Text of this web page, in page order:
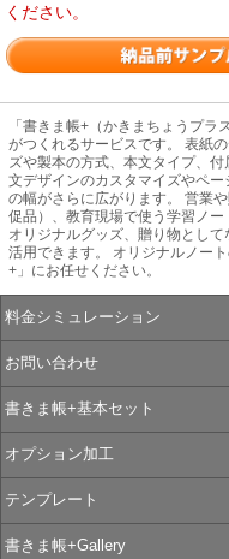
ください。
「書きま帳+（かきまちょうプラ
がつくれるサービスです。 表紙
ズや製本の方式、本文タイプ、
文デザインのカスタマイズやペ
の幅がさらに広がります。 営業
促品）、教育現場で使う学習ノ
オリジナルグッズ、贈り物とし
活用できます。 オリジナルノー
+」にお任せください。
料金シミュレーション
お問い合わせ
書きま帳+基本セット
オプション加工
テンプレート
書きま帳+Gallery